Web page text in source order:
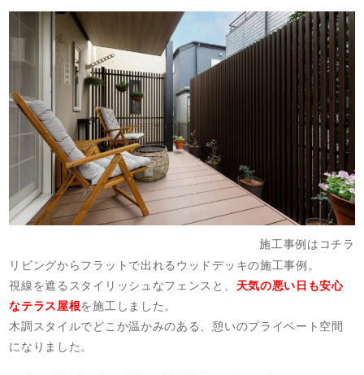
施工事例はコチラ
リビングからフラットで出れるウッドデッキの施工事例。
視線を遮るスタイリッシュなフェンスと、 天気の悪い日も安心
なテラス屋根を施工しました。
木調スタイルでどこか温かみのある、憩いのプライベート空間
になりました。